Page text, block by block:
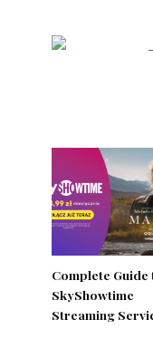
Complete Guide
SkyShowtime
Streaming